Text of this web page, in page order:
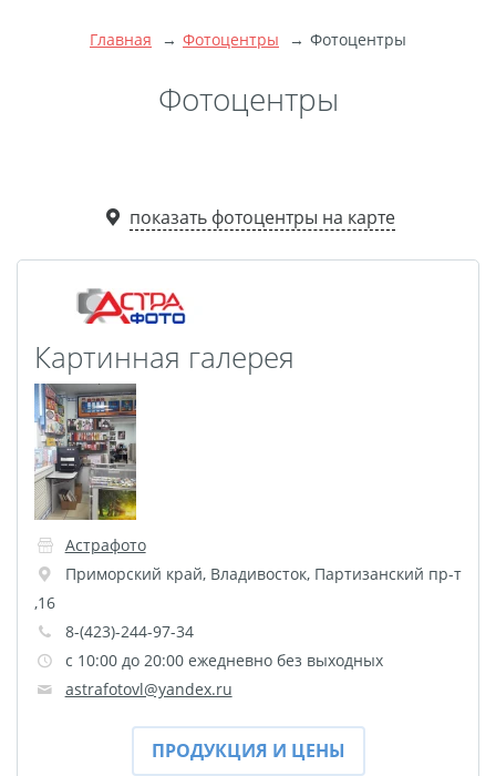
Модульные картины
подрамника
Фотоколлаж
Дибонд
Пластификация
Фотопостер
Печать на
самоклеящемся виниле
Фото на стекле и
акриле
Печать на баннере
Фотообои
Трафареты
Печать на прозрачной
пленке
Рекламные конструкции
Напольная графика
Главная Фотоцентры Фотоцентры
Фотоцентры
показать фотоцентры на карте
Картинная галерея
Астрафото
Приморский край, Владивосток, Партизанский пр-т
,16
8-(423)-244-97-34
с 10:00 до 20:00 ежедневно без выходных
astrafotovl@yandex.ru
ПРОДУКЦИЯ И ЦЕНЫ